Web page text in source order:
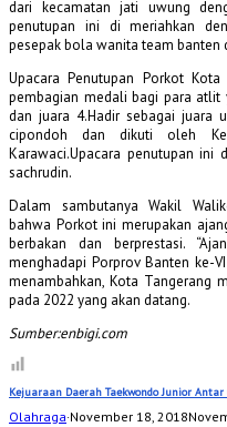
dari kecamatan jati uwung
penutupan ini di meriahkan
pesepak bola wanita team banten
Upacara Penutupan Porkot
pembagian medali bagi para
dan juara 4.Hadir sebagai juara
cipondoh dan dikuti oleh
Karawaci.Upacara penutupan
sachrudin.
Dalam sambutanya Wakil
bahwa Porkot ini merupakan
berbakan dan berprestasi.
menghadapi Porprov Banten ke-
menambahkan, Kota Tangerang
pada 2022 yang akan datang.
Sumber:enbigi.com
Kejuaraan Daerah Taekwondo Junior Antar
Olahraga·November 18, 2018